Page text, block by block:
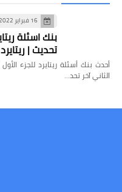
16 فبراير 2022
تحديث | ريتايرد CMA
الثاني آخر تحد…